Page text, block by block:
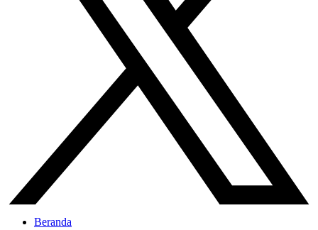
Beranda